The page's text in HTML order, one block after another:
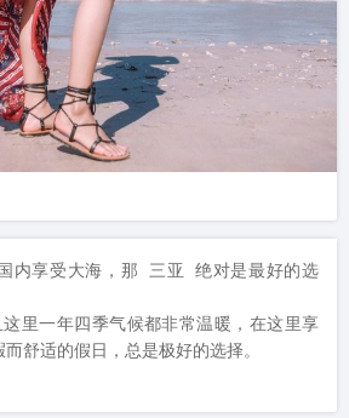
内享受大海，那 三亚 绝对是最好的选
里一年四季气候都非常温暖，在这里享
舒适的假日，总是极好的选择。